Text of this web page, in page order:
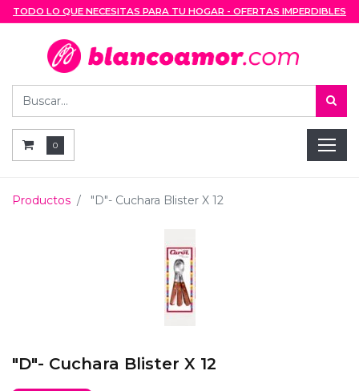
TODO LO QUE NECESITAS PARA TU HOGAR - OFERTAS IMPERDIBLES
0
Productos "D"- Cuchara Blister X 12
"D"- Cuchara Blister X 12